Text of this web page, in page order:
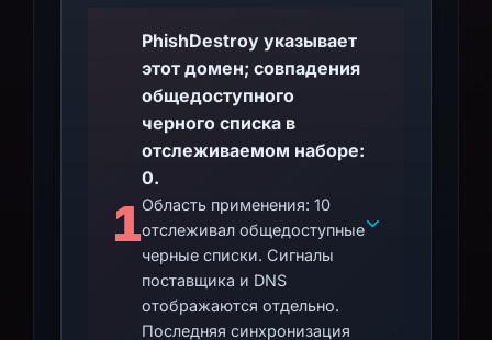
compromise is suspected. Report the domain
to relevant security platforms and blockchain
communities to prevent further exploitation.
Additionally, scan local devices for malware,
as interaction with phishing sites may lead to
secondary infections. Exercise caution with
future DeFi-related communications, verifying
domain authenticity and using hardware
wallets for enhanced security.
1
PhishDestroy указывает
этот домен; совпадения
общедоступного
черного списка в
отслеживаемом наборе:
0.
Область применения: 10
отслеживал общедоступные
черные списки. Сигналы
поставщика и DNS
отображаются отдельно.
Последняя синхронизация